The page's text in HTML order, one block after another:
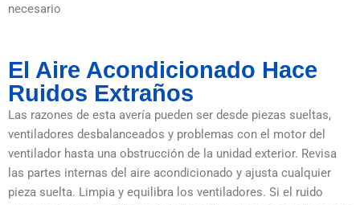
necesario
El Aire Acondicionado Hace
Ruidos Extraños
Las razones de esta avería pueden ser desde piezas sueltas,
ventiladores desbalanceados y problemas con el motor del
ventilador hasta una obstrucción de la unidad exterior. Revisa
las partes internas del aire acondicionado y ajusta cualquier
pieza suelta. Limpia y equilibra los ventiladores. Si el ruido